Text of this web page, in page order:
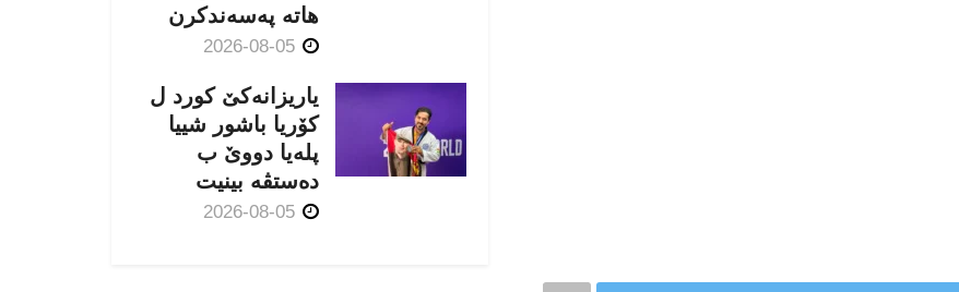
هاتە پەسەندكرن
یاریزانەكێ کورد ل
کۆریا باشور شییا
پلەیا دووێ ب
دەستڤە بینیت